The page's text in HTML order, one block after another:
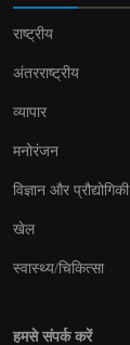
राष्ट्रीय
अंतरराष्ट्रीय
व्यापार
मनोरंजन
विज्ञान और प्रौद्योगिकी
खेल
स्वास्थ्य/चिकित्सा
हमसे संपर्क करें